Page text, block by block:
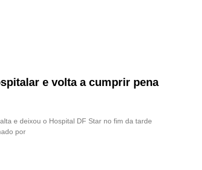
e volta a cumprir pena
e deixou o Hospital DF Star no fim da tarde
por